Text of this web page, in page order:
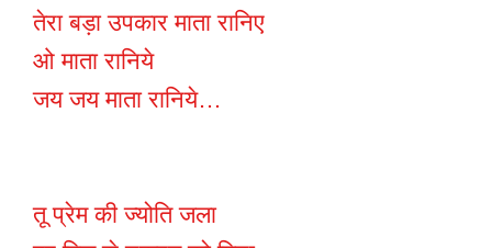
तेरा बड़ा उपकार माता रानिए
ओ माता रानिये
जय जय माता रानिये…
तू प्रेम की ज्योति जला